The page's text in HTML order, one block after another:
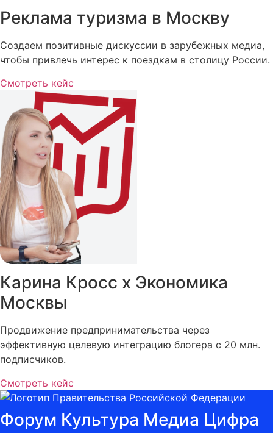
Реклама туризма в Москву
Создаем позитивные дискуссии в зарубежных медиа,
чтобы привлечь интерес к поездкам в столицу России.
Смотреть кейс
Карина Кросс х Экономика
Москвы
Продвижение предпринимательства через
эффективную целевую интеграцию блогера с 20 млн.
подписчиков.
Смотреть кейс
Форум Культура Медиа Цифра